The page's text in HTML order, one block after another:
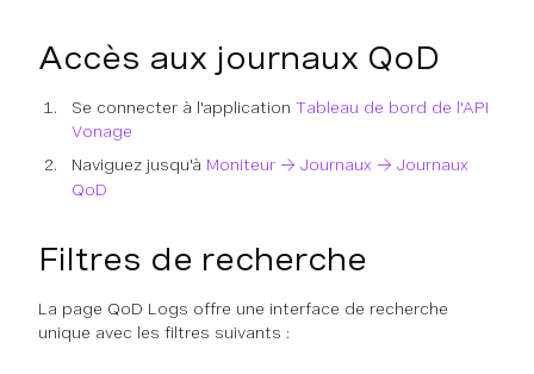
Accès aux journaux QoD
Se connecter à l'application Tableau de bord de l'API
Vonage
Naviguez jusqu'à Moniteur → Journaux → Journaux
QoD
Filtres de recherche
La page QoD Logs offre une interface de recherche
unique avec les filtres suivants :